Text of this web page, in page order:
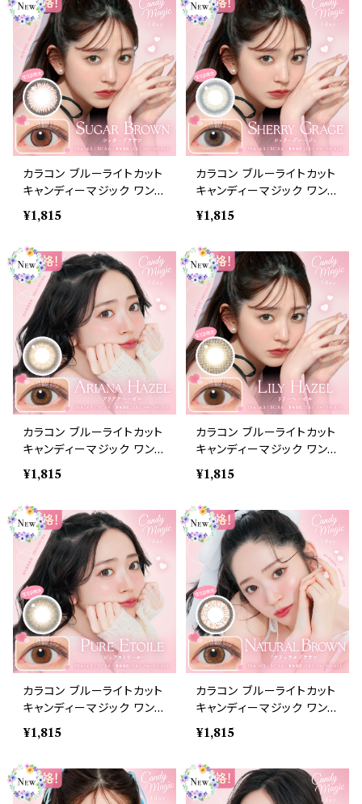
コンタクトレンズ
コンタクトレンズ
カラコン ブルーライトカット
キャンディーマジック ワンデ
ー 【COLOR：シュガーブラ
ウン】1箱10枚 度なし度あり
day BLB ワンデーカラコン
コンタクトレンズ
¥1,815
カラコン ブルーライトカット
キャンディーマジック ワンデ
ー 【COLOR：シェリーグレ
ージュ】1箱10枚 度なし度
gic 1day BLB ワンデーカ
ラコン コンタクトレンズ
¥1,815
カラコン ブルーライトカット
キャンディーマジック ワンデ
ー 【COLOR：アリアナヘー
ゼル】1箱10枚 度なし度あ
c 1day BLB ワンデーカラ
コン コンタクトレンズ
¥1,815
カラコン ブルーライトカット
キャンディーマジック ワンデ
ー 【COLOR：リリーヘーゼ
ル】1箱10枚 度なし度あり
day BLB ワンデーカラコン
コンタクトレンズ
¥1,815
カラコン ブルーライトカット
キャンディーマジック ワンデ
ー 【COLOR：ピュアエトワ
ール】1箱10枚 度なし度あ
c 1day BLB ワンデーカラ
コン コンタクトレンズ
¥1,815
カラコン ブルーライトカット
キャンディーマジック ワンデ
ー 【COLOR：ナチュラルブ
ラウン】1箱10枚 度なし度あ
c 1day BLB ワンデーカラ
コン コンタクトレンズ
¥1,815